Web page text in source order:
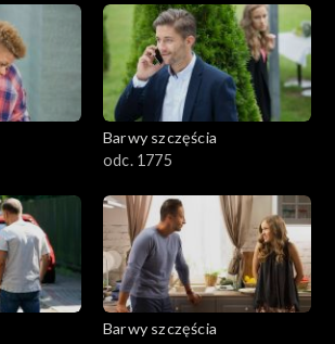
Barwy szczęścia
odc. 1775
Barwy szczęścia